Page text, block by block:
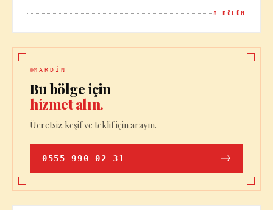
8 BÖLÜM
MARDIN
Bu bölge için
hizmet alın.
Ücretsiz keşif ve teklif için arayın.
0555 990 02 31